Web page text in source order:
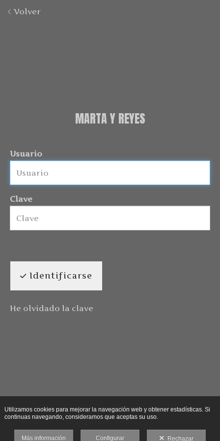
Volver
MARTA Y REYES
Usuario
Clave
Identificarse
He olvidado la clave
Utilizamos cookies para mejorar la navegación web y obtener estadísticas. Si
continuas navegando, consideramos que aceptas su uso.
Más información Configurar Rechazar